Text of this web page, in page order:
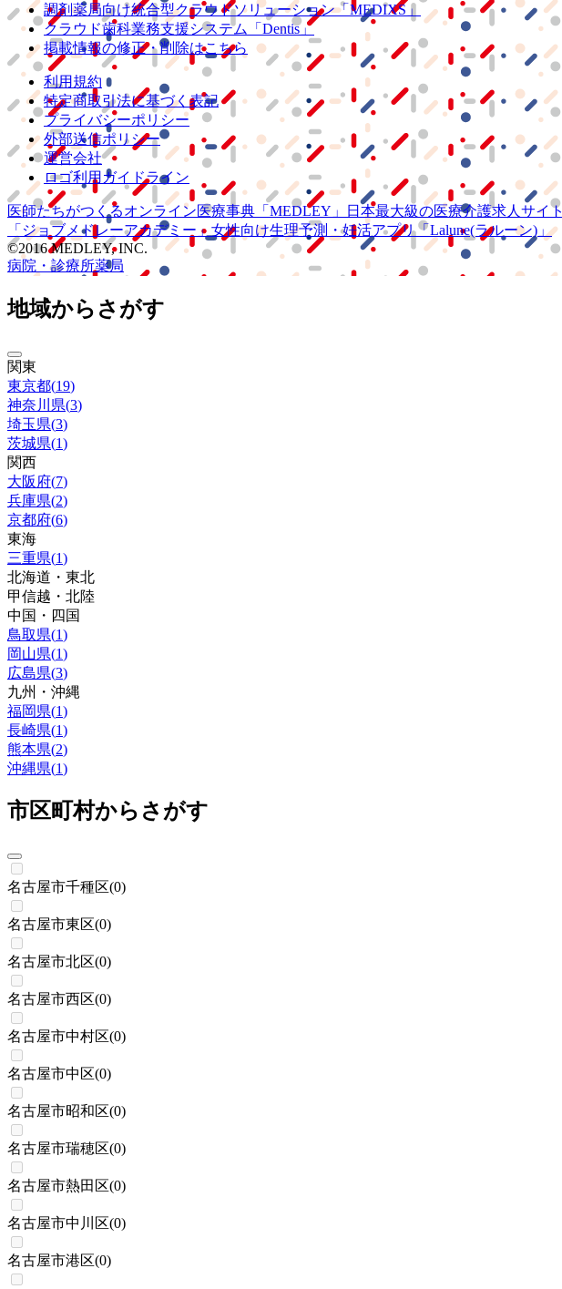
調剤薬局向け統合型クラウドソリューション「MEDIXS」
クラウド歯科業務支援システム
「Dentis」
掲載情報の修正・削除はこちら
利用規約
特定商取引法に基づく表記
プライバシーポリシー
外部送信ポリシー
運営会社
ロゴ利用ガイドライン
医師たちがつくるオンライン医療事典 「MEDLEY」 日本最大級の医療介護求人サイト
「ジョブメドレーアカデミー」 女性向け生理予測・妊活アプリ「Lalune(ラルーン)」
©2016 MEDLEY, INC.
病院・診療所薬局
地域からさがす
関東
東京都(19)
神奈川県(3)
埼玉県(3)
茨城県(1)
関西
大阪府(7)
兵庫県(2)
京都府(6)
東海
三重県(1)
北海道・東北
甲信越・北陸
中国・四国
鳥取県(1)
岡山県(1)
広島県(3)
九州・沖縄
福岡県(1)
長崎県(1)
熊本県(2)
沖縄県(1)
市区町村からさがす
名古屋市千種区(0)
名古屋市東区(0)
名古屋市北区(0)
名古屋市西区(0)
名古屋市中村区(0)
名古屋市中区(0)
名古屋市昭和区(0)
名古屋市瑞穂区(0)
名古屋市熱田区(0)
名古屋市中川区(0)
名古屋市港区(0)